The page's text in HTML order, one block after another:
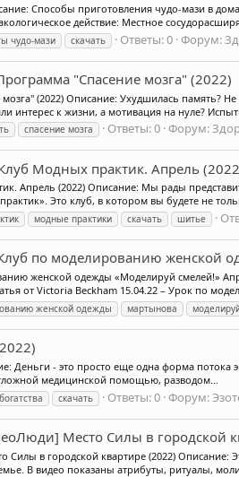
Способы приготовления чудо-мази в
действие: Местное
чудо-мази скачать Ответы: 0 Форум:
"Спасение мозга" (2022)
(2022) Описание: Ухудшилась память?
интерес к жизни, а мотивация на нуле?
спасение мозга Ответы: 0 Форум:
Модных практик. Апрель
Апрель (2022) Описание: Мы рады
Это клуб, в котором вы будете не
модные практики скачать шитье
по моделированию женской
женской одежды «Моделируй смелей!»
от Victoria Beckham 15.04.22 – Урок по
женской одежды мартынова
Деньги - это просто еще одна форма
медицинской помощью, разводом...
скачать Ответы: 0 Форум:
Место Силы в городской
в городской квартире (2022) Описание:
В видео показаны атрибуты, ритуалы,